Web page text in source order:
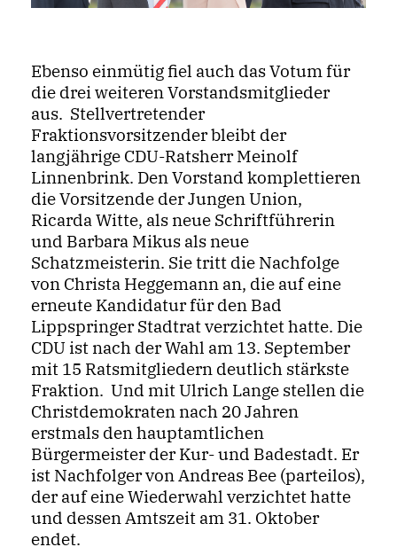
Ebenso einmütig fiel auch das Votum für
die drei weiteren Vorstandsmitglieder
aus. Stellvertretender
Fraktionsvorsitzender bleibt der
langjährige CDU-Ratsherr Meinolf
Linnenbrink. Den Vorstand komplettieren
die Vorsitzende der Jungen Union,
Ricarda Witte, als neue Schriftführerin
und Barbara Mikus als neue
Schatzmeisterin. Sie tritt die Nachfolge
von Christa Heggemann an, die auf eine
erneute Kandidatur für den Bad
Lippspringer Stadtrat verzichtet hatte. Die
CDU ist nach der Wahl am 13. September
mit 15 Ratsmitgliedern deutlich stärkste
Fraktion. Und mit Ulrich Lange stellen die
Christdemokraten nach 20 Jahren
erstmals den hauptamtlichen
Bürgermeister der Kur- und Badestadt. Er
ist Nachfolger von Andreas Bee (parteilos),
der auf eine Wiederwahl verzichtet hatte
und dessen Amtszeit am 31. Oktober
endet.